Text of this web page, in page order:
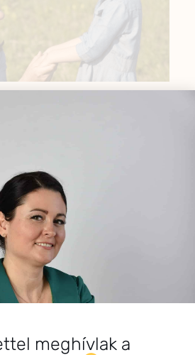
a gyermekek, a nők és a
megőrzése és helyreállítása.
HÍRLEVÉL
meghívlak a